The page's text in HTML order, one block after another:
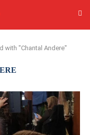
with "Chantal Andere"